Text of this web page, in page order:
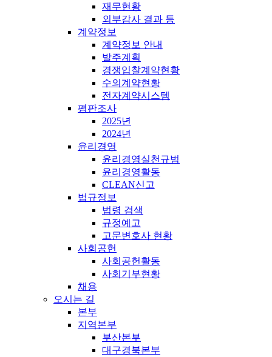
재무현황
외부감사 결과 등
계약정보
계약정보 안내
발주계획
경쟁입찰계약현황
수의계약현황
전자계약시스템
평판조사
2025년
2024년
윤리경영
윤리경영실천규범
윤리경영활동
CLEAN신고
법규정보
법령 검색
규정예고
고문변호사 현황
사회공헌
사회공헌활동
사회기부현황
채용
오시는 길
본부
지역본부
부산본부
대구경북본부